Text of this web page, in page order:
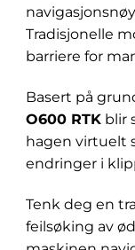
Tradisjonelle
barriere for
Basert på
O600 RTKblir
hagen virtuelt
endringer i
Tenk deg en
feilsøking av